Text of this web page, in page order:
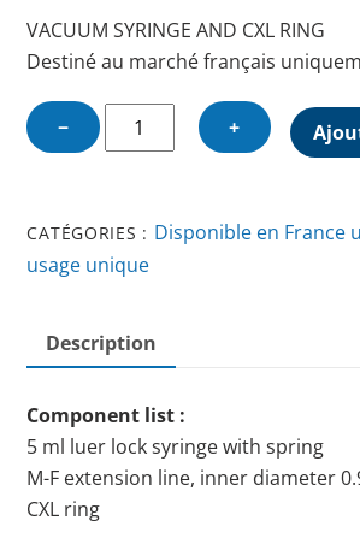
VACUUM SYRINGE AND CXL RING
Destiné au marché français
−
quantité
de
AND
CXL
+
CATÉGORIES : Disponible en France
usage unique
Description
Component list :
5 ml luer lock syringe with spring
M-F extension line, inner diameter
CXL ring